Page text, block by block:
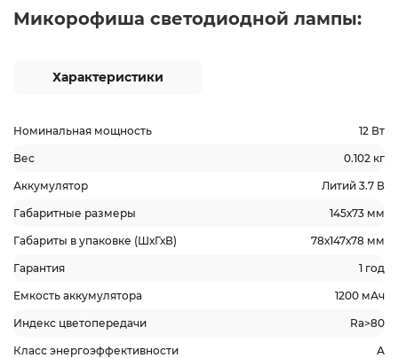
Микорофиша светодиодной лампы:
Характеристики
Номинальная мощность 12 Вт
Вес 0.102 кг
Аккумулятор Литий 3.7 В
Габаритные размеры 145х73 мм
Габариты в упаковке (ШхГхВ) 78х147х78 мм
Гарантия 1 год
Емкость аккумулятора 1200 мАч
Индекс цветопередачи Ra>80
Класс энергоэффективности А